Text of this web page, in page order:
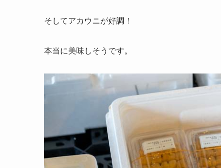
そしてアカウニが好調！
本当に美味しそうです。